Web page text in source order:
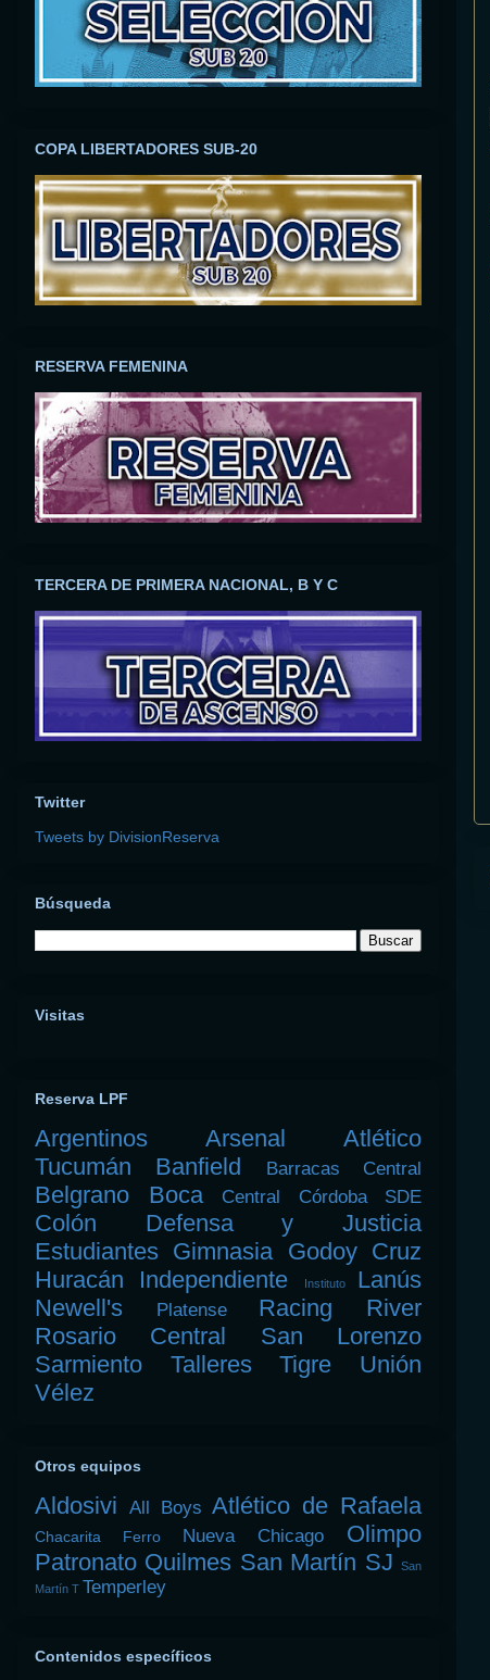
COPA LIBERTADORES SUB-20
RESERVA FEMENINA
TERCERA DE PRIMERA NACIONAL, B Y C
Twitter
Tweets by DivisionReserva
Búsqueda
Visitas
Reserva LPF
Argentinos Arsenal
Atlético
Tucumán
Banfield Barracas Central
Belgrano Boca Central Córdoba SDE
Colón
Defensa y Justicia
Estudiantes Gimnasia Godoy Cruz
Huracán
Independiente Instituto
Lanús
Newell's
Platense Racing
River
Rosario Central
San Lorenzo
Sarmiento
Talleres Tigre
Unión
Vélez
Otros equipos
Aldosivi All Boys Atlético de Rafaela
Chacarita Ferro Nueva Chicago
Olimpo
Patronato Quilmes San Martín SJ
San
Martín T Temperley
Contenidos específicos